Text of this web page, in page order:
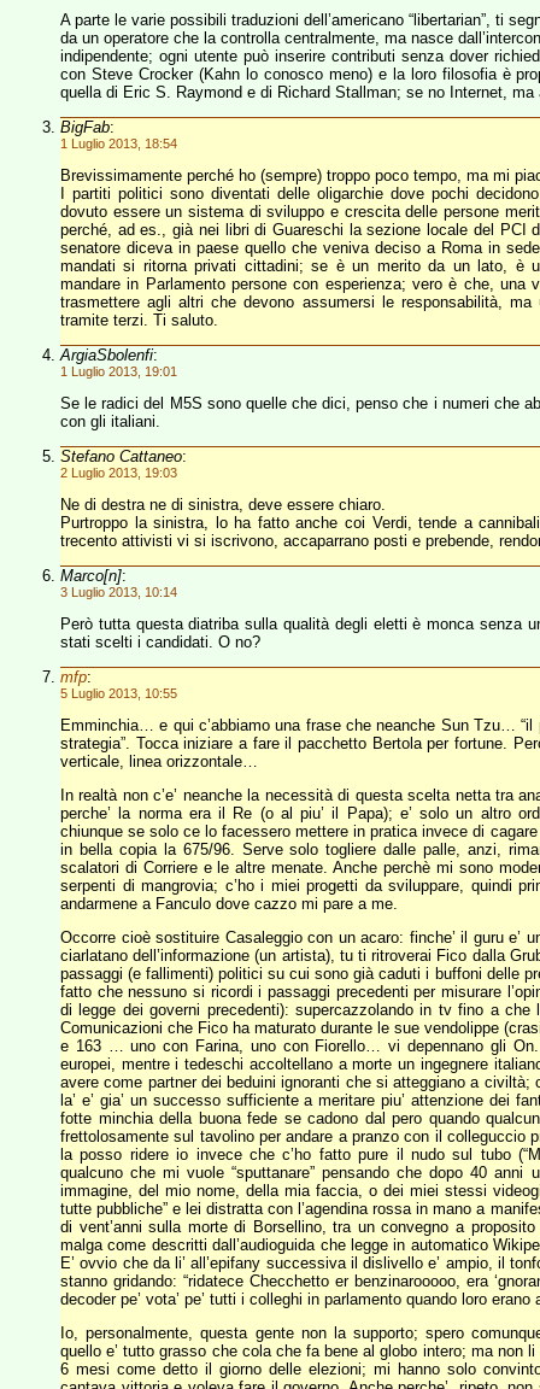
A parte le varie possibili traduzioni dell’americano “libertarian”, ti
da un operatore che la controlla centralmente, ma nasce
indipendente; ogni utente può inserire contributi senza dover
con Steve Crocker (Kahn lo conosco meno) e la loro filosofia è
quella di Eric S. Raymond e di Richard Stallman; se no Internet,
BigFab:
1 Luglio 2013, 18:54
Brevissimamente perché ho (sempre) troppo poco tempo, ma mi
I partiti politici sono diventati delle oligarchie dove pochi
dovuto essere un sistema di sviluppo e crescita delle persone
perché, ad es., già nei libri di Guareschi la sezione locale del PCI
senatore diceva in paese quello che veniva deciso a Roma in
mandati si ritorna privati cittadini; se è un merito da un lato, è
mandare in Parlamento persone con esperienza; vero è che,
trasmettere agli altri che devono assumersi le responsabilità,
tramite terzi. Ti saluto.
ArgiaSbolenfi:
1 Luglio 2013, 19:01
Se le radici del M5S sono quelle che dici, penso che i numeri che
con gli italiani.
Stefano Cattaneo:
2 Luglio 2013, 19:03
Ne di destra ne di sinistra, deve essere chiaro.
Purtroppo la sinistra, lo ha fatto anche coi Verdi, tende a
trecento attivisti vi si iscrivono, accaparrano posti e prebende,
Marco[n]:
3 Luglio 2013, 10:14
Però tutta questa diatriba sulla qualità degli eletti è monca senza
stati scelti i candidati. O no?
mfp:
5 Luglio 2013, 10:55
Emminchia… e qui c’abbiamo una frase che neanche Sun Tzu…
strategia”. Tocca iniziare a fare il pacchetto Bertola per fortune.
verticale, linea orizzontale…
In realtà non c’e’ neanche la necessità di questa scelta netta tra
perche’ la norma era il Re (o al piu’ il Papa); e’ solo un altro
chiunque se solo ce lo facessero mettere in pratica invece di
in bella copia la 675/96. Serve solo togliere dalle palle, anzi,
scalatori di Corriere e le altre menate. Anche perchè mi sono
serpenti di mangrovia; c’ho i miei progetti da sviluppare, quindi
andarmene a Fanculo dove cazzo mi pare a me.
Occorre cioè sostituire Casaleggio con un acaro: finche’ il guru e’
ciarlatano dell’informazione (un artista), tu ti ritroverai Fico dalla
passaggi (e fallimenti) politici su cui sono già caduti i buffoni delle
fatto che nessuno si ricordi i passaggi precedenti per misurare
di legge dei governi precedenti): supercazzolando in tv fino a
Comunicazioni che Fico ha maturato durante le sue vendolippe
e 163 … uno con Farina, uno con Fiorello… vi depennano gli On.
europei, mentre i tedeschi accoltellano a morte un ingegnere
avere come partner dei beduini ignoranti che si atteggiano a
la’ e’ gia’ un successo sufficiente a meritare piu’ attenzione dei
fotte minchia della buona fede se cadono dal pero quando
frettolosamente sul tavolino per andare a pranzo con il
la posso ridere io invece che c’ho fatto pure il nudo sul tubo
qualcuno che mi vuole “sputtanare” pensando che dopo 40
immagine, del mio nome, della mia faccia, o dei miei stessi
tutte pubbliche” e lei distratta con l’agendina rossa in mano a
di vent’anni sulla morte di Borsellino, tra un convegno a
malga come descritti dall’audioguida che legge in automatico
E’ ovvio che da li’ all’epifany successiva il dislivello e’ ampio, il
stanno gridando: “ridatece Checchetto er benzinarooooo, era
decoder pe’ vota’ pe’ tutti i colleghi in parlamento quando loro erano
Io, personalmente, questa gente non la supporto; spero
quello e’ tutto grasso che cola che fa bene al globo intero; ma non
6 mesi come detto il giorno delle elezioni; mi hanno solo